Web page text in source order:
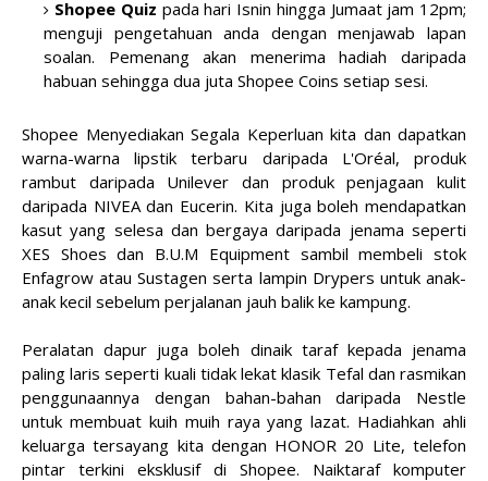
Shopee Quiz pada hari Isnin hingga Jumaat jam 12pm;
menguji pengetahuan anda dengan menjawab lapan
soalan. Pemenang akan menerima hadiah daripada
habuan sehingga dua juta Shopee Coins setiap sesi.
Shopee Menyediakan Segala Keperluan kita dan dapatkan
warna-warna lipstik terbaru daripada L'Oréal, produk
rambut daripada Unilever dan produk penjagaan kulit
daripada NIVEA dan Eucerin. Kita juga boleh mendapatkan
kasut yang selesa dan bergaya daripada jenama seperti
XES Shoes dan B.U.M Equipment sambil membeli stok
Enfagrow atau Sustagen serta lampin Drypers untuk anak-
anak kecil sebelum perjalanan jauh balik ke kampung.
Peralatan dapur juga boleh dinaik taraf kepada jenama
paling laris seperti kuali tidak lekat klasik Tefal dan rasmikan
penggunaannya dengan bahan-bahan daripada Nestle
untuk membuat kuih muih raya yang lazat. Hadiahkan ahli
keluarga tersayang kita dengan HONOR 20 Lite, telefon
pintar terkini eksklusif di Shopee. Naiktaraf komputer